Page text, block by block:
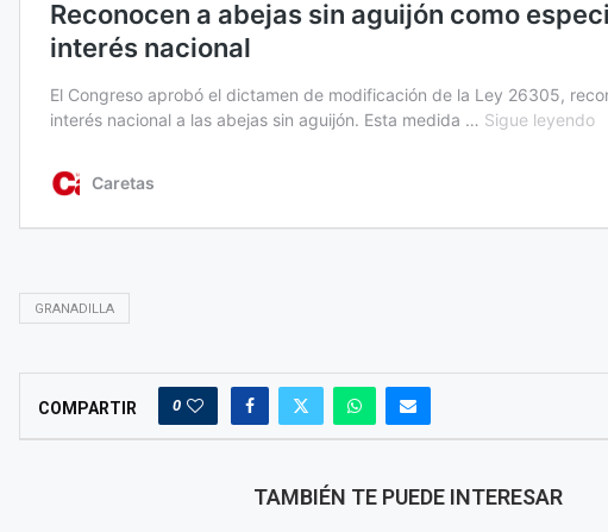
GRANADILLA
COMPARTIR 0
TAMBIÉN TE PUEDE INTERESAR